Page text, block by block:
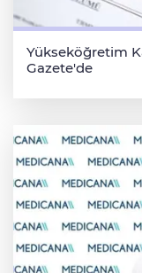
Yükseköğretim
Gazete'de